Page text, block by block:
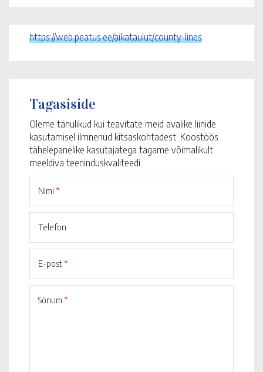
https://web.peatus.ee/aikataulut/county-lines
Tagasiside
Oleme tänulikud kui teavitate meid avalike liinide
kasutamisel ilmnenud kitsaskohtadest. Koostöös
tähelepanelike kasutajatega tagame võimalikult
meeldiva teeninduskvaliteedi.
Nimi *
Telefon
E-post*
Sõnum *